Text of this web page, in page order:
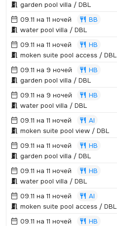
garden pool villa / DBL
09.11 на 11 ночей
BB
water pool villa / DBL
09.11 на 11 ночей
HB
moken suite pool access / DBL
09.11 на 9 ночей
HB
garden pool villa / DBL
09.11 на 9 ночей
HB
water pool villa / DBL
09.11 на 11 ночей
AI
moken suite pool view / DBL
09.11 на 11 ночей
HB
garden pool villa / DBL
09.11 на 11 ночей
HB
water pool villa / DBL
09.11 на 11 ночей
AI
moken suite pool access / DBL
09.11 на 11 ночей
HB